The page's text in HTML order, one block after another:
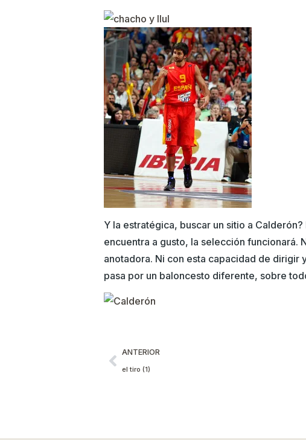
Y la estratégica, buscar un sitio a
encuentra a gusto, la selección funcionará.
anotadora. Ni con esta capacidad de dirigir
pasa por un baloncesto diferente, sobre
ANTERIOR
el tiro (1)